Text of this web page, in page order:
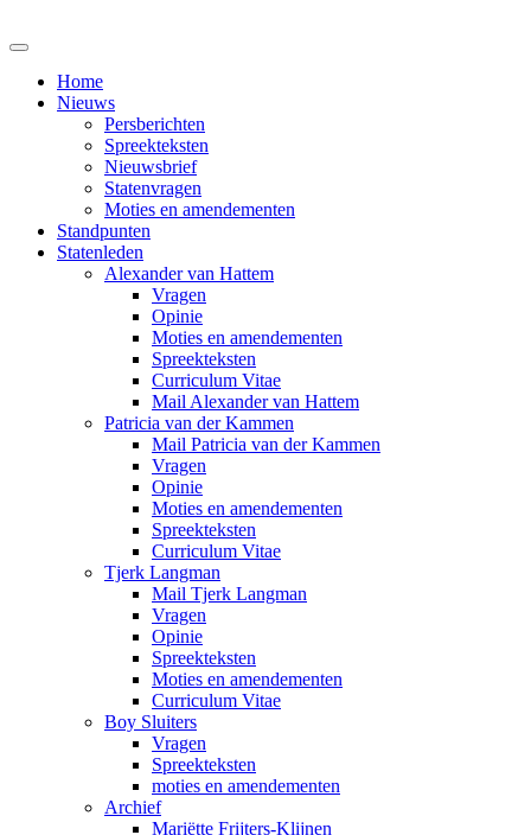
Home
Nieuws
Persberichten
Spreekteksten
Nieuwsbrief
Statenvragen
Moties en amendementen
Standpunten
Statenleden
Alexander van Hattem
Vragen
Opinie
Moties en amendementen
Spreekteksten
Curriculum Vitae
Mail Alexander van Hattem
Patricia van der Kammen
Mail Patricia van der Kammen
Vragen
Opinie
Moties en amendementen
Spreekteksten
Curriculum Vitae
Tjerk Langman
Mail Tjerk Langman
Vragen
Opinie
Spreekteksten
Moties en amendementen
Curriculum Vitae
Boy Sluiters
Vragen
Spreekteksten
moties en amendementen
Archief
Mariëtte Frijters-Klijnen